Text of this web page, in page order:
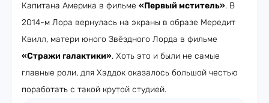
Капитана Америка в фильме «Первый мститель». В
2014-м Лора вернулась на экраны в образе Мередит
Квилл, матери юного Звёздного Лорда в фильме
«Стражи галактики». Хоть это и были не самые
главные роли, для Хэддок оказалось большой честью
поработать с такой крутой студией.